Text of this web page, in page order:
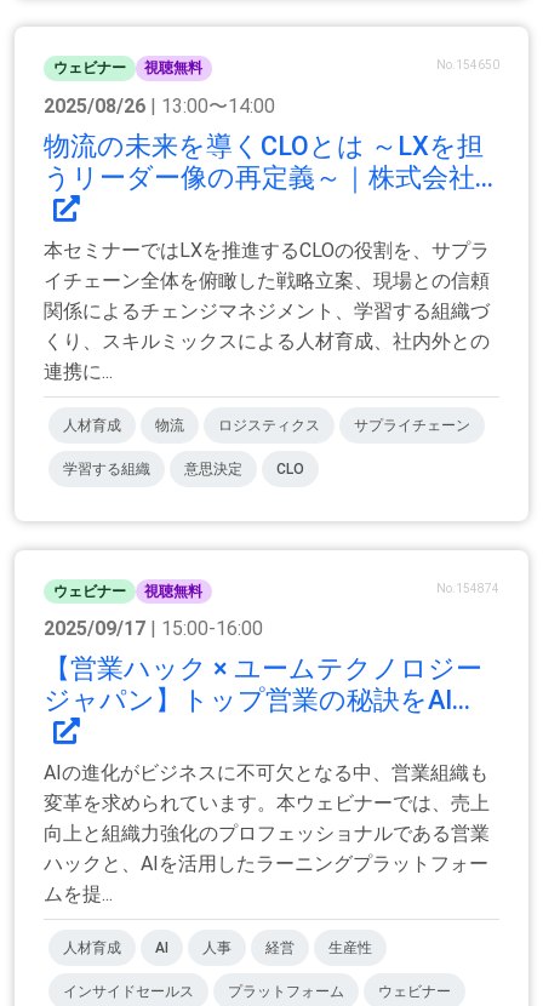
ウェビナー 視聴無料 No.154650
2025/08/26 | 13:00〜14:00
物流の未来を導くCLOとは ～LXを担
うリーダー像の再定義～｜株式会社...
本セミナーではLXを推進するCLOの役割を、サプラ
イチェーン全体を俯瞰した戦略立案、現場との信頼
関係によるチェンジマネジメント、学習する組織づ
くり、スキルミックスによる人材育成、社内外との
連携に...
人材育成 物流 ロジスティクス サプライチェーン
学習する組織 意思決定 CLO
ウェビナー 視聴無料 No.154874
2025/09/17 | 15:00-16:00
【営業ハック × ユームテクノロジー
ジャパン】トップ営業の秘訣をAI...
AIの進化がビジネスに不可欠となる中、営業組織も
変革を求められています。本ウェビナーでは、売上
向上と組織力強化のプロフェッショナルである営業
ハックと、AIを活用したラーニングプラットフォー
ムを提...
人材育成 AI 人事 経営 生産性
インサイドセールス プラットフォーム ウェビナー